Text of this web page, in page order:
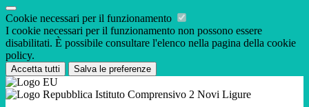
Cookie necessari per il funzionamento
I cookie necessari per il funzionamento non possono essere
disabilitati. È possibile consultare l'elenco nella pagina della cookie
policy.
Accetta tutti Salva le preferenze
Istituto Comprensivo 2 Novi Ligure